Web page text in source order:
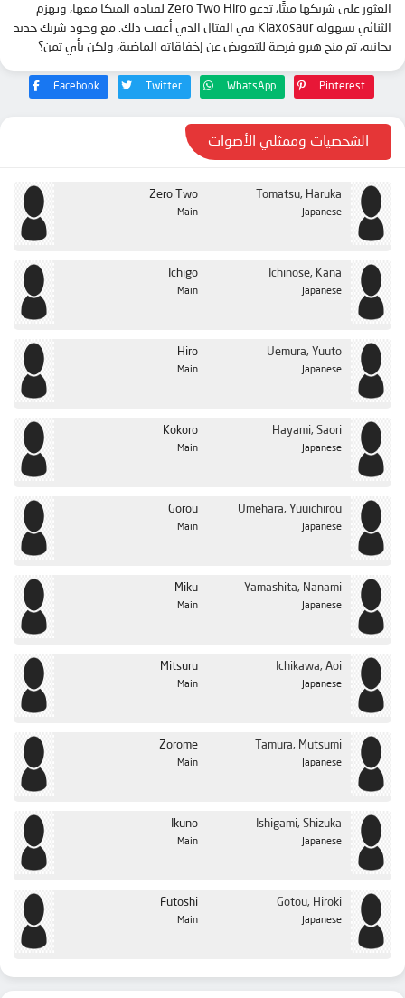
الحلقة 24
العثور على شريكها ميتًا، تدعو Zero Two Hiro لقيادة الميكا معها، ويهزم
الثنائي بسهولة Klaxosaur في القتال الذي أعقب ذلك. مع وجود شريك جديد
بجانبه، تم منح هيرو فرصة للتعويض عن إخفاقاته الماضية، ولكن بأي ثمن؟
Facebook Twitter WhatsApp Pinterest
الشخصيات وممثلي الأصوات
Zero Two
Main
Tomatsu, Haruka
Japanese
Ichigo
Main
Ichinose, Kana
Japanese
Hiro
Main
Uemura, Yuuto
Japanese
Kokoro
Main
Hayami, Saori
Japanese
Gorou
Main
Umehara, Yuuichirou
Japanese
Miku
Main
Yamashita, Nanami
Japanese
Mitsuru
Main
Ichikawa, Aoi
Japanese
Zorome
Main
Tamura, Mutsumi
Japanese
Ikuno
Main
Ishigami, Shizuka
Japanese
Futoshi
Main
Gotou, Hiroki
Japanese